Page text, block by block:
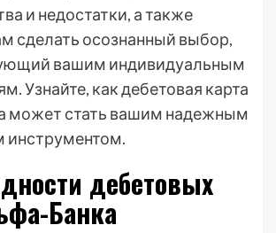
и недостатки, а также
сделать осознанный выбор,
вашим индивидуальным
Узнайте, как дебетовая карта
может стать вашим надежным
инструментом.
дебетовых
Банка